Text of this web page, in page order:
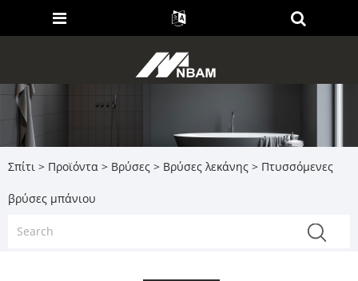
Σπίτι > Προϊόντα > Βρύσες > Βρύσες λεκάνης > Πτυσσόμενες
βρύσες μπάνιου